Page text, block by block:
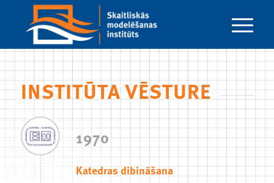
INSTITŪTA VĒSTURE
1970
Katedras dibināšana